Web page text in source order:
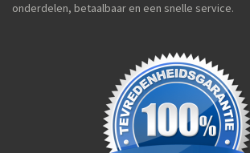
onderdelen, betaalbaar en een snelle service.